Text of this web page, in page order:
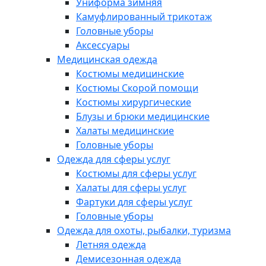
Камуфлированный трикотаж
Головные уборы
Аксессуары
Медицинская одежда
Костюмы медицинские
Костюмы Скорой помощи
Костюмы хирургические
Блузы и брюки медицинские
Халаты медицинские
Головные уборы
Одежда для сферы услуг
Костюмы для сферы услуг
Халаты для сферы услуг
Фартуки для сферы услуг
Головные уборы
Одежда для охоты, рыбалки, туризма
Летняя одежда
Демисезонная одежда